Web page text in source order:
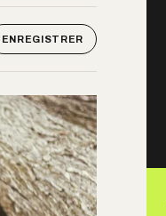
ENREGISTRER